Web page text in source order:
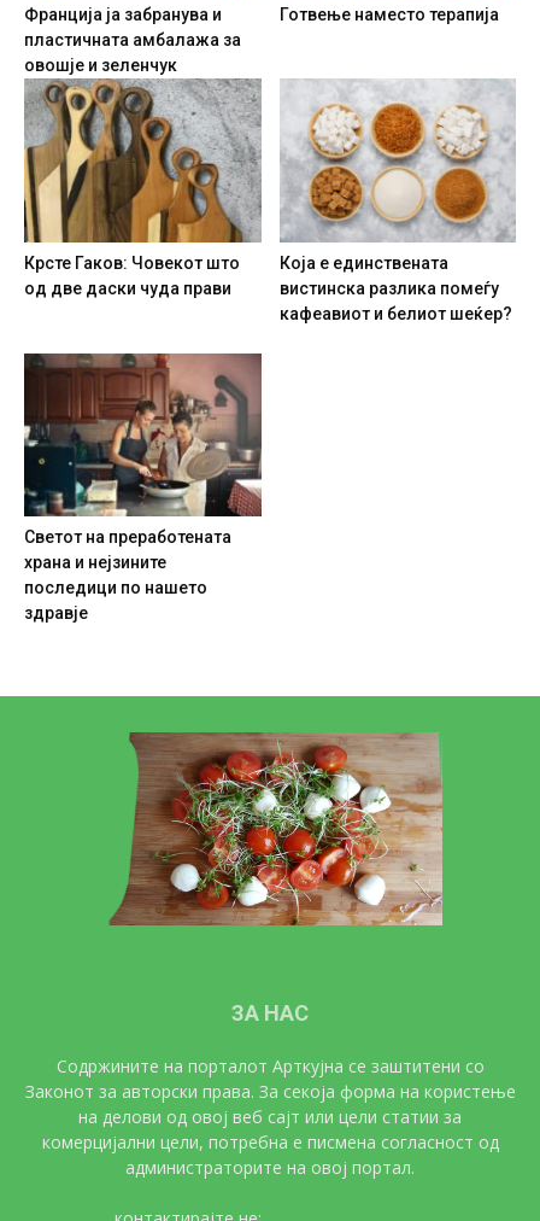
Франција ја забранува и
пластичната амбалажа за
овошје и зеленчук
Готвење наместо терапија
Крсте Гаков: Човекот што
од две даски чуда прави
Која е единствената
вистинска разлика помеѓу
кафеавиот и белиот шеќер?
Светот на преработената
храна и нејзините
последици по нашето
здравје
ЗА НАС
Содржините на порталот Арткујна се заштитени со
Законот за авторски права. За секоја форма на користење
на делови од овој веб сајт или цели статии за
комерцијални цели, потребна е писмена согласност од
администраторите на овој портал.